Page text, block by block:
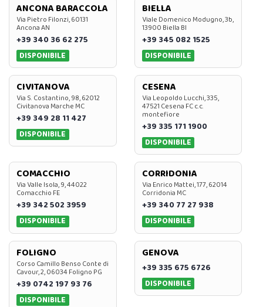
ANCONA BARACCOLA
Via Pietro Filonzi, 60131
Ancona AN
+39 340 36 62 275
DISPONIBILE
BIELLA
Viale Domenico Modugno, 3b,
13900 Biella BI
+39 345 082 1525
DISPONIBILE
CIVITANOVA
Via S. Costantino, 98, 62012
Civitanova Marche MC
+39 349 28 11 427
DISPONIBILE
CESENA
Via Leopoldo Lucchi, 335,
47521 Cesena FC c.c.
montefiore
+39 335 171 1900
DISPONIBILE
COMACCHIO
Via Valle Isola, 9, 44022
Comacchio FE
+39 342 502 3959
DISPONIBILE
CORRIDONIA
Via Enrico Mattei, 177, 62014
Corridonia MC
+39 340 77 27 938
DISPONIBILE
FOLIGNO
Corso Camillo Benso Conte di
Cavour, 2, 06034 Foligno PG
+39 0742 197 93 76
DISPONIBILE
GENOVA
+39 335 675 6726
DISPONIBILE